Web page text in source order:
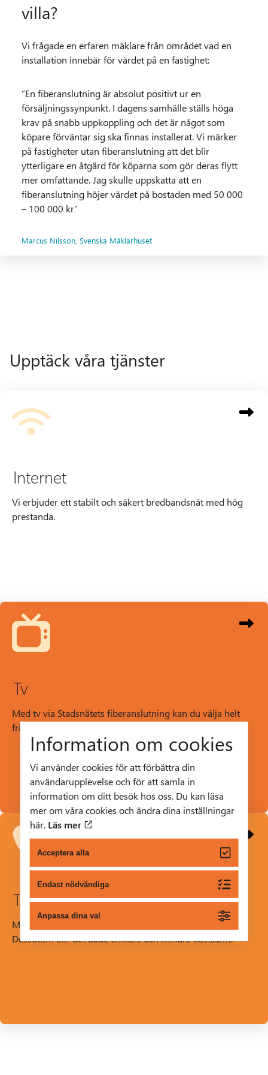
villa?
Vi frågade en erfaren mäklare från området vad en
installation innebär för värdet på en fastighet:
”En fiberanslutning är absolut positivt ur en
försäljningssynpunkt. I dagens samhälle ställs höga
krav på snabb uppkoppling och det är något som
köpare förväntar sig ska finnas installerat. Vi märker
på fastigheter utan fiberanslutning att det blir
ytterligare en åtgärd för köparna som gör deras flytt
mer omfattande. Jag skulle uppskatta att en
fiberanslutning höjer värdet på bostaden med 50 000
– 100 000 kr”
Marcus Nilsson, Svenska Mäklarhuset
Upptäck våra tjänster
Internet
Vi erbjuder ett stabilt och säkert bredbandsnät med hög
prestanda.
Tv
Med tv via Stadsnätets fiberanslutning kan du välja helt
fritt hur du vill ha din tv-tjänst.
Telefoni
Med en fiberansluten telefon kan du ringa som vanligt.
Dessutom blir det både enklare och mindre kostsamt.
Information om cookies
Vi använder cookies för att förbättra din
användarupplevelse och för att samla in
information om ditt besök hos oss. Du kan läsa
mer om våra cookies och ändra dina inställningar
här. Läs mer
Acceptera alla
Endast nödvändiga
Anpassa dina val